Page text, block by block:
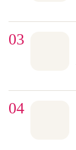
03
04